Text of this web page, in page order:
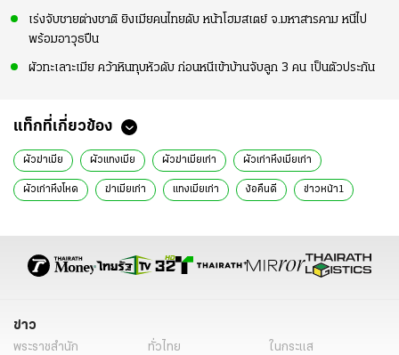
เร่งจับชายต่างชาติ ยิงเมียคนไทยดับ หน้าโฮมสเตย์ จ.มหาสารคาม หนีไป
พร้อมอาวุธปืน
​ผัวทะเลาะเมีย คว้าหินทุบหัวดับ ก่อนหนีเข้าบ้านจับลูก 3 คน เป็นตัวประกัน
แท็กที่เกี่ยวข้อง
ผัวฆ่าเมีย ผัวแทงเมีย ผัวฆ่าเมียเก่า ผัวเก่าหึงเมียเก่า
ผัวเก่าหึงโหด ฆ่าเมียเก่า แทงเมียเก่า ง้อคืนดี ข่าวหน้า1
ข่าว
พระราชสำนัก ทั่วไทย
ในกระแส